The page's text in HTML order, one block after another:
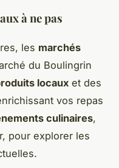
à ne pas
les marchés
du Boulingrin
locaux et des
vos repas
culinaires,
pour explorer les